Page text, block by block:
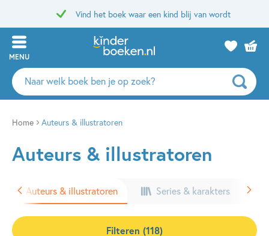
Vind het boek waar een kind blij van wordt
MENU
Zoeken
naar
auteurs
uitgevers
Home Auteurs & illustratoren
Auteurs & illustratoren
Auteurs & illustratoren Series & karakters
Filteren (118)